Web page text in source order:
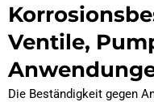
Ventile,
Die Beständigkeit gegen